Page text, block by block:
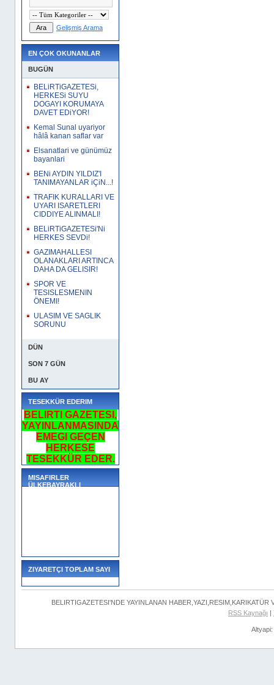
Gelişmiş Arama
EN ÇOK OKUNANLAR
BUGÜN
BELiRTiGAZETESi,
HERKESi SUYU
DOGAYI KORUMAYA
DAVET EDiYOR!
Kemal Sunal uyariyor
hâlâ kanan saflar var
Elsanatlari ve günümüz
bayanlari
BENi AYDIN YILDIZ'I
TANIMAYANLAR iÇiN...!
TRAFIK KURALLARI VE
UYARI ISARETLERI
CIDDIYE ALINMALI!
BELiRTiGAZETESi'Ni
HERKES SEVDi!
GAZIMAHALLESI
OLANAKLARI ARTINCA
DAHA DA GELISIR!
SPOR VE
TESISLESMENIN
ÖNEMI!
ULASIM VE SAGLIK
SORUNU
DÜN
SON 7 GÜN
BU AY
TESEKKÜR EDERIM
BELIRTI GAZETESI,
YAYINLANMASINDA
EMEGI GEÇEN
HERKESE
TESEKKÜR EDER.
MISAFIRLER
ÜLKEBAYRAKLI
ZIYARETÇI TOPLAM SAYI
BELIRTIGAZETESI'NDE YAYINLANAN
RSS Kaynağı |
Altyapi: